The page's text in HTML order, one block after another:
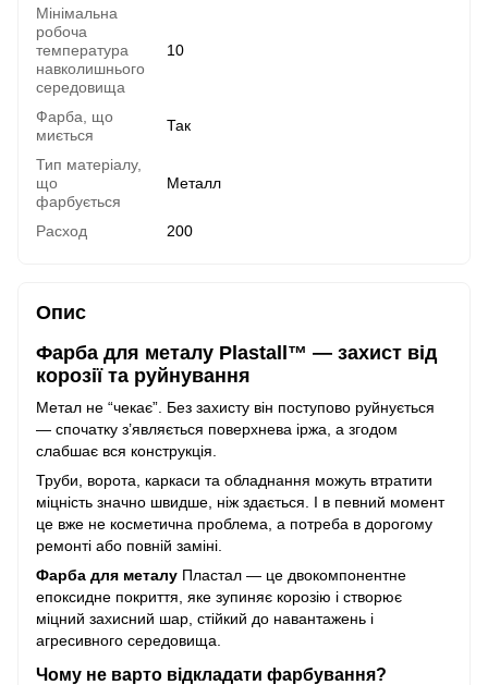
Мінімальна
робоча
температура
навколишнього
середовища
10
Фарба, що
миється
Так
Тип матеріалу,
що
фарбується
Металл
Расход 200
Опис
Фарба для металу Plastall™ — захист від
корозії та руйнування
Метал не “чекає”. Без захисту він поступово руйнується
— спочатку з’являється поверхнева іржа, а згодом
слабшає вся конструкція.
Труби, ворота, каркаси та обладнання можуть втратити
міцність значно швидше, ніж здається. І в певний момент
це вже не косметична проблема, а потреба в дорогому
ремонті або повній заміні.
Фарба для металу Пластал — це двокомпонентне
епоксидне покриття, яке зупиняє корозію і створює
міцний захисний шар, стійкий до навантажень і
агресивного середовища.
Чому не варто відкладати фарбування?